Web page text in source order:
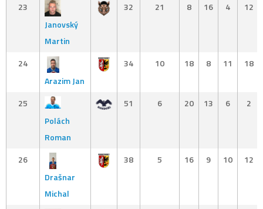
23
Janovský
Martin
32 21 8 16 4 12
24
Arazim Jan
34 10 18 8 11 18
25
Polách
Roman
51 6 20 13 6 2
26
Drašnar
Michal
38 5 16 9 10 12